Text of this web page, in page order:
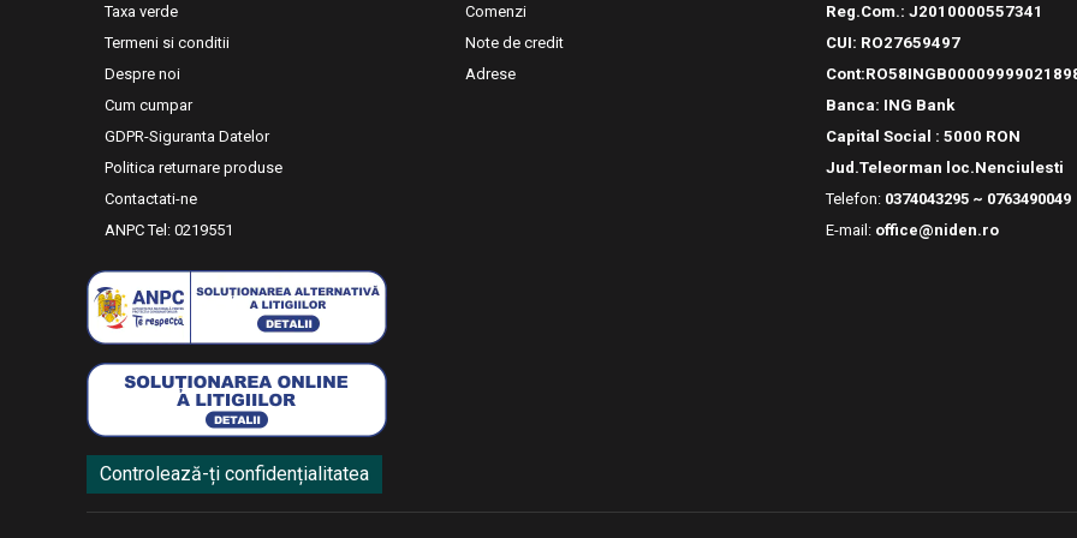
Taxa verde
Termeni si conditii
Despre noi
Cum cumpar
GDPR-Siguranta Datelor
Politica returnare produse
Contactati-ne
ANPC Tel: 0219551
Comenzi
Note de credit
Adrese
Reg.Com.: J2010000557341
CUI: RO27659497
Banca: ING Bank
Capital Social : 5000 RON
Jud.Teleorman loc.Nenciulesti
Telefon: 0374043295 ~ 0763490049
E-mail: office@niden.ro
Controlează-ți confidențialitatea